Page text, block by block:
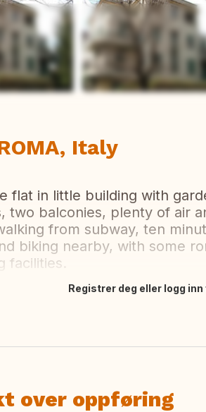
Se alle
Italy
flat in little building with
two balconies, plenty of air
from subway, ten
biking nearby, with some
facilities.
Registrer deg eller logg
over oppføring